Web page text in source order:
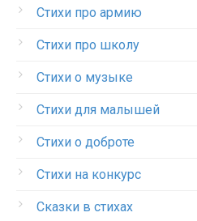
Стихи про армию
Стихи про школу
Стихи о музыке
Стихи для малышей
Стихи о доброте
Стихи на конкурс
Сказки в стихах